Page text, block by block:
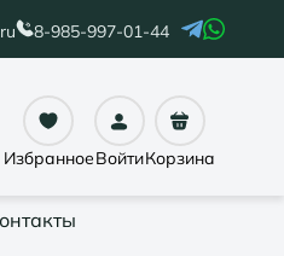
8-985-997-01-44
ИзбранноеВойтиКорзина